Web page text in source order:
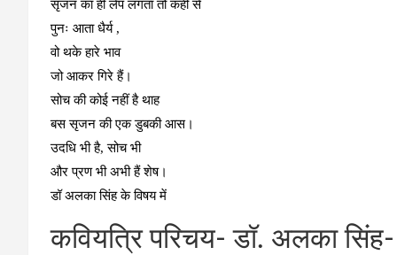
सृजन का ही लेप लगता तो कहीं से
पुनः आता धैर्य ,
वो थके हारे भाव
जो आकर गिरे हैं।
सोच की कोई नहीं है थाह
बस सृजन की एक डुबकी आस।
उदधि भी है, सोच भी
और प्रण भी अभी हैं शेष।
डॉ अलका सिंह के विषय में
कवियत्रि परिचय- डॉ. अलका सिंह-